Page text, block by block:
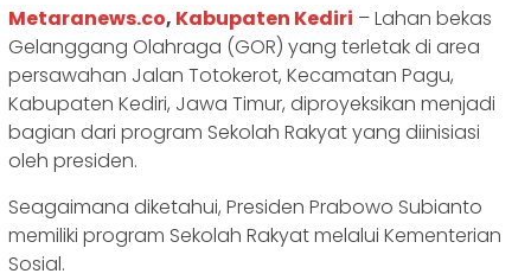
Metaranews.co, Kabupaten Kediri – Lahan bekas
Gelanggang Olahraga (GOR) yang terletak di area
persawahan Jalan Totokerot, Kecamatan Pagu,
Kabupaten Kediri, Jawa Timur, diproyeksikan menjadi
bagian dari program Sekolah Rakyat yang diinisiasi
oleh presiden.
Seagaimana diketahui, Presiden Prabowo Subianto
memiliki program Sekolah Rakyat melalui Kementerian
Sosial.